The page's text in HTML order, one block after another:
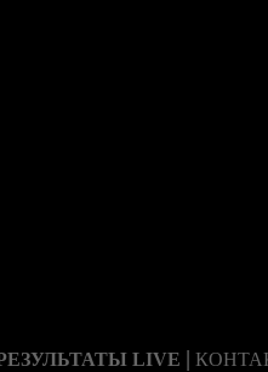
LIVE |